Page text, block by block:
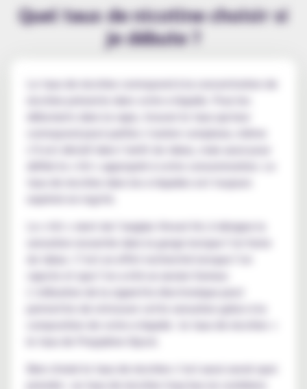
Quel taux de nicotine choisir si
je débute ?
Le taux de nicotine correspond à la concentration de
nicotine présente dans votre e-liquide. Pour les
débutants dans la vape, trouver le taux qui leur
correspond peut parfois s’avérer complexe, même
s’il est décisif dans l’arrêt du tabac, mais aussi pour
définir le « hit » approprié à votre consommation. Le
taux de nicotine dans les e-liquides est toujours
Le « hit » vient de l’anglais throat hit, il désigne la
sensation ressentie dans la gorge lorsque l’on fume
du tabac. C’est un effet recherché lorsque l’on
vapote et que l’on a été un ancien fumeur.
L’utilisation de la cigarette électronique peut
composition de votre e-liquide : le taux de nicotine +
le taux de Propylène Glycol.
Bien choisir le taux de nicotine c’est aussi savoir quoi